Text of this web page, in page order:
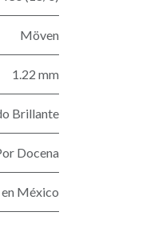
Möven
1.22 mm
Brillante
Docena
México